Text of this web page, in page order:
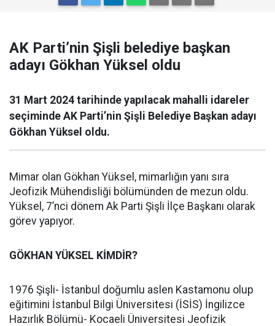
AK Parti’nin Şişli belediye başkan
adayı Gökhan Yüksel oldu
31 Mart 2024 tarihinde yapılacak mahalli idareler
seçiminde AK Parti’nin Şişli Belediye Başkan adayı
Gökhan Yüksel oldu.
Mimar olan Gökhan Yüksel, mimarlığın yanı sıra
Jeofizik Mühendisliği bölümünden de mezun oldu.
Yüksel, 7’nci dönem Ak Parti Şişli İlçe Başkanı olarak
görev yapıyor.
GÖKHAN YÜKSEL KİMDİR?
1976 Şişli- İstanbul doğumlu aslen Kastamonu olup
eğitimini İstanbul Bilgi Üniversitesi (İSİS) İngilizce
Hazırlık Bölümü- Kocaeli Üniversitesi Jeofizik